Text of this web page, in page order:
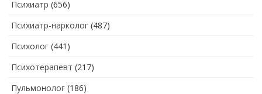
Психиатр (656)
Психиатр-нарколог (487)
Психолог (441)
Психотерапевт (217)
Пульмонолог (186)